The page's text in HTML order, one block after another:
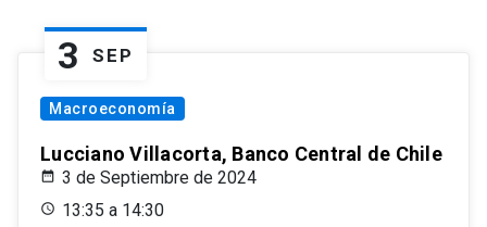
3 SEP
Macroeconomía
Lucciano Villacorta, Banco Central de Chile
3 de Septiembre de 2024
13:35 a 14:30